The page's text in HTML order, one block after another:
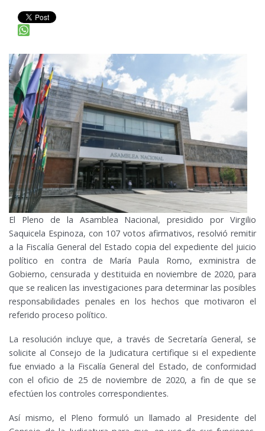
PARTICIPACIÓN
RELACIONES INTERNACIONALES
AGENDA
El Pleno de la Asamblea Nacional, presidido por Virgilio
Saquicela Espinoza, con 107 votos afirmativos, resolvió remitir
a la Fiscalía General del Estado copia del expediente del juicio
político en contra de María Paula Romo, exministra de
Gobierno, censurada y destituida en noviembre de 2020, para
que se realicen las investigaciones para determinar las posibles
responsabilidades penales en los hechos que motivaron el
referido proceso político.
La resolución incluye que, a través de Secretaría General, se
solicite al Consejo de la Judicatura certifique si el expediente
fue enviado a la Fiscalía General del Estado, de conformidad
con el oficio de 25 de noviembre de 2020, a fin de que se
efectúen los controles correspondientes.
Así mismo, el Pleno formuló un llamado al Presidente del